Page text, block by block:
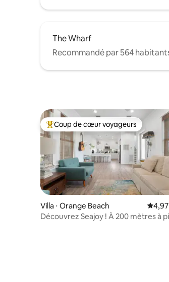
The Wharf
Recommandé par 564
Coups de cœur voyageurs les plus
Coup de cœur voyageurs
Villa ⋅ Orange Beach
Découvrez Seajoy ! À 200 mètres à